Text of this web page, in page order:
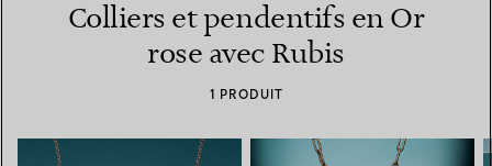
Colliers et pendentifs en Or
rose avec Rubis
1 PRODUIT